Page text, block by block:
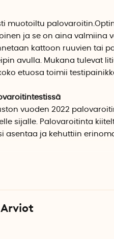
muotoiltu
ja se on aina valmiina
kattoon ruuvien tai
avulla. Mukana tulevat
etuosa toimii
vuoden 2022
sijalle. Palovaroitinta
asentaa ja kehuttiin